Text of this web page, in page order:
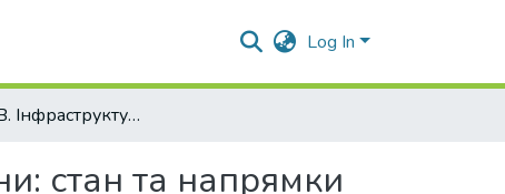
Log In
Дядик Т.В. Інфраструктура товарного ринку України: стан та напрямки розвитку
стан та напрямки